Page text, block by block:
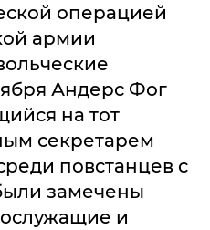
операцией
армии
Андерс Фог
на тот
секретарем
повстанцев с
замечены
и